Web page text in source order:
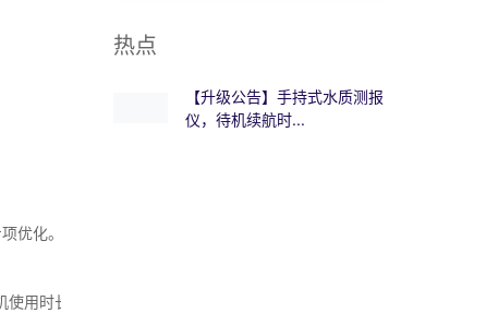
优化。
用时长保持原有规格不变**，不涉及开机续航的测试与调整。
热点
【升级公告】手持式水质测报
仪，待机续航时...